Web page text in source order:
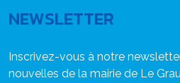
NEWSLETTER
Inscrivez-vous à notre
nouvelles de la mairie de Le